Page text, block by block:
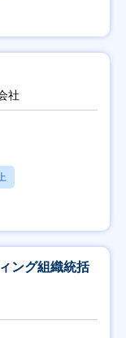
社
ング組織統括